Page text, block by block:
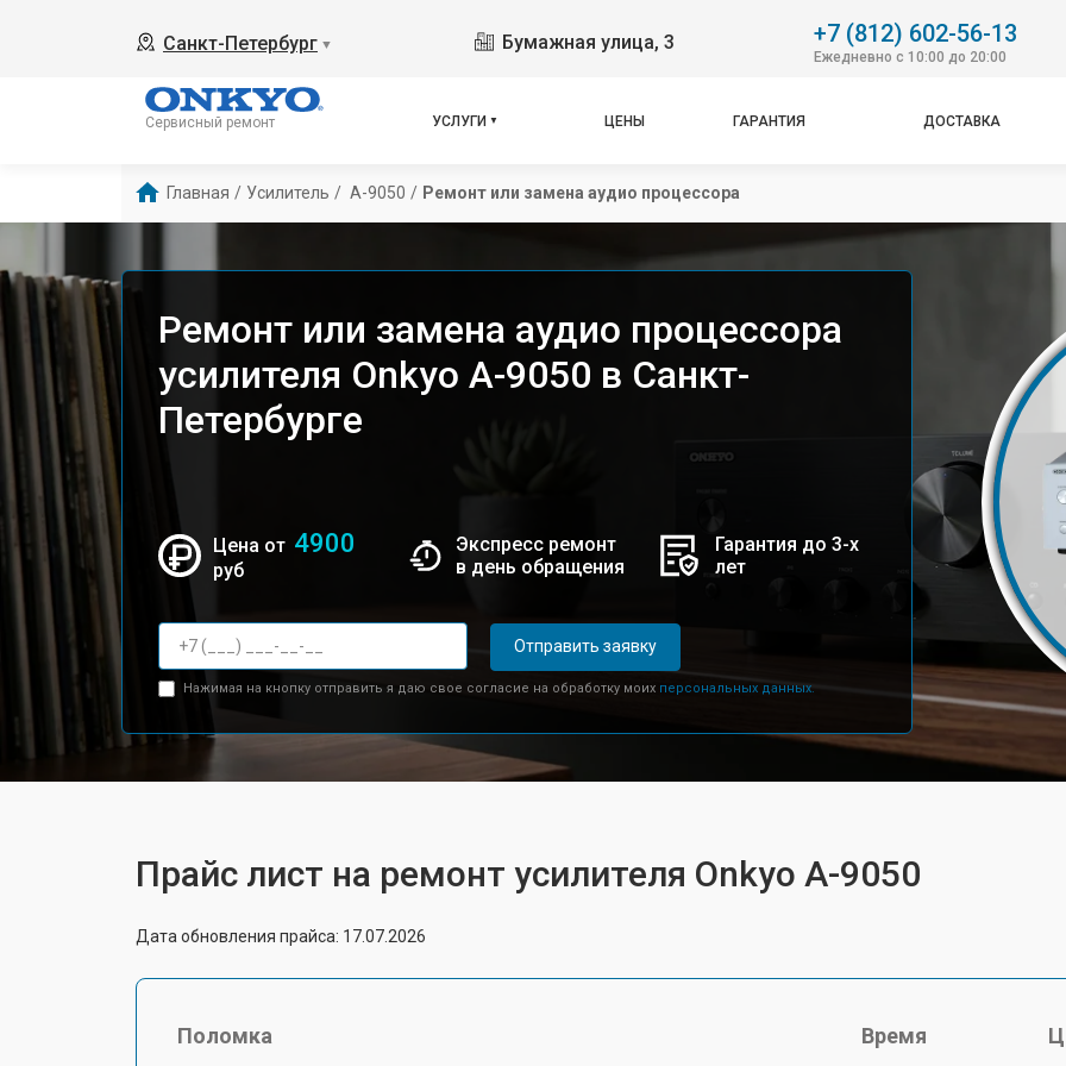
Санкт-Петербург ▼ Бумажная улица, 3 +7 (812) 602-56-13
Ежедневно с 10:00 до 20:00
Сервисный ремонт УСЛУГИ ЦЕНЫ ГАРАНТИЯ ДОСТАВКА
Главная / Усилитель / A-9050 / Ремонт или замена аудио процессора
Ремонт или замена аудио процессора
усилителя Onkyo A-9050 в Санкт-
Петербурге
Цена от 4900
руб
Экспресс ремонт
в день обращения
Гарантия до 3-х
лет
Отправить заявку
Нажимая на кнопку отправить я даю свое согласие на обработку моих персональных данных.
Прайс лист на ремонт усилителя Onkyo A-9050
Дата обновления прайса: 17.07.2026
Поломка Время